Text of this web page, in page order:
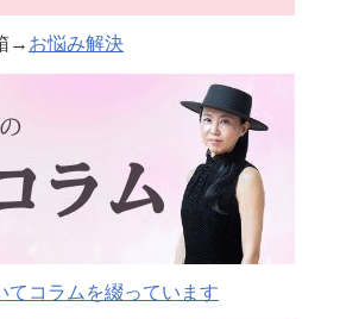
→ お悩み解決
てコラムを綴っています